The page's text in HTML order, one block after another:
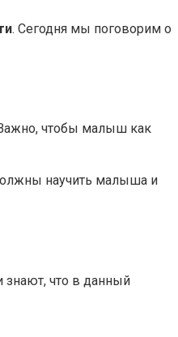
. Сегодня мы поговорим о
Важно, чтобы малыш как
научить малыша и
знают, что в данный